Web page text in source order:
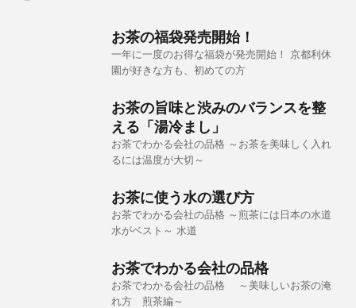
お茶の福袋発売開始！
一年に一度のお得な福袋が発売開始！ 京都利休
園が好きな方も、初めての方
お茶の旨味と渋みのバランスを整
える「湯冷まし」
お茶でわかる会社の品格 ～お茶を美味しく入れ
るには温度が大切～
お茶に使う水の選び方
お茶でわかる会社の品格 ～煎茶には日本の水道
水がベスト～ 水道
お茶でわかる会社の品格
お茶でわかる会社の品格 ～美味しいお茶の淹
れ方 煎茶編～